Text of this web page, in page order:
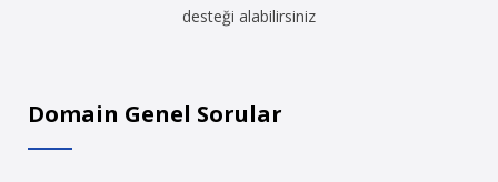
desteği alabilirsiniz
Domain Genel Sorular